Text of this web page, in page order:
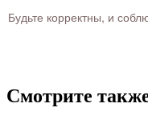
Будьте корректны, и
Смотрите